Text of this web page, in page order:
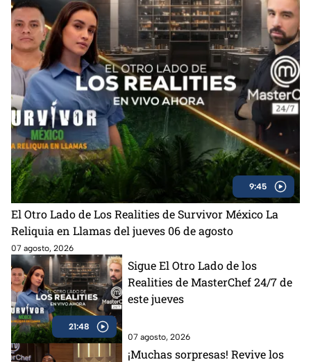
9:45
El Otro Lado de Los Realities de Survivor México La
Reliquia en Llamas del jueves 06 de agosto
07 agosto, 2026
21:48
Sigue El Otro Lado de los
Realities de MasterChef 24/7 de
este jueves
07 agosto, 2026
¡Muchas sorpresas! Revive los